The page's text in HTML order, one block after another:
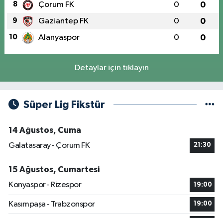
8 Çorum FK 0 0
9 Gaziantep FK 0 0
10 Alanyaspor 0 0
Detaylar için tıklayın
Süper Lig Fikstür
14 Ağustos, Cuma
Galatasaray - Çorum FK
21:30
15 Ağustos, Cumartesi
Konyaspor - Rizespor
19:00
Kasımpaşa - Trabzonspor 19:00